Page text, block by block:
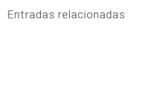
Entradas relacionadas